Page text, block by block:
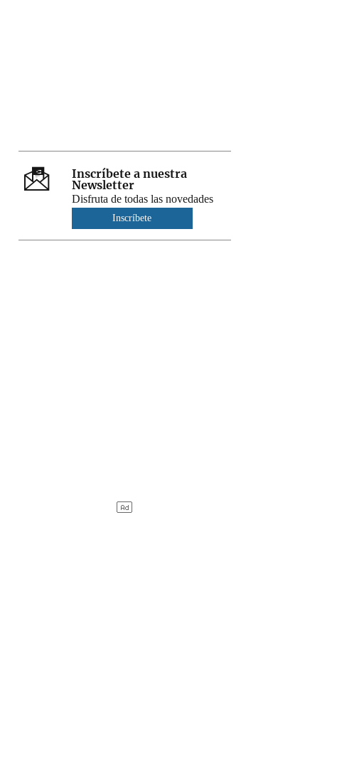
Inscríbete a nuestra
Newsletter
Disfruta de todas las novedades
Inscríbete